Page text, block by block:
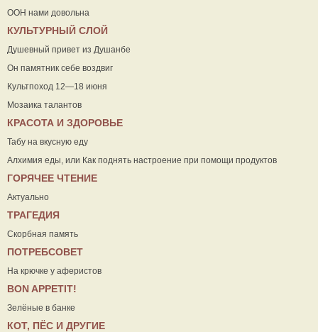
ООН нами довольна
КУЛЬТУРНЫЙ СЛОЙ
Душевный привет из Душанбе
Он памятник себе воздвиг
Культпоход 12—18 июня
Мозаика талантов
КРАСОТА И ЗДОРОВЬЕ
Табу на вкусную еду
Алхимия еды, или Как поднять настроение при помощи продуктов
ГОРЯЧЕЕ ЧТЕНИЕ
Актуально
ТРАГЕДИЯ
Скорбная память
ПОТРЕБСОВЕТ
На крючке у аферистов
ВON APPETIT!
Зелёные в банке
КОТ, ПЁС И ДРУГИЕ